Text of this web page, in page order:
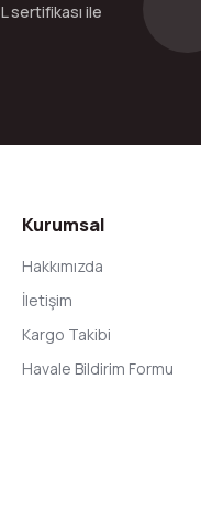
sertifikası ile
Kurumsal
Hakkımızda
İletişim
Kargo Takibi
Havale Bildirim Formu